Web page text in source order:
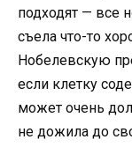
подходят — все
съела что-то
Нобелевскую
если клетку
может очень
не дожила до